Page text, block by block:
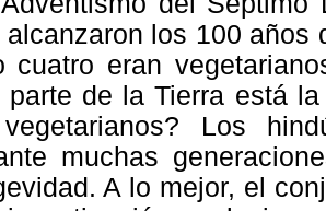
alcanzaron los 100 años
cuatro eran
parte de la Tierra está
Los
muchas
A lo mejor, el